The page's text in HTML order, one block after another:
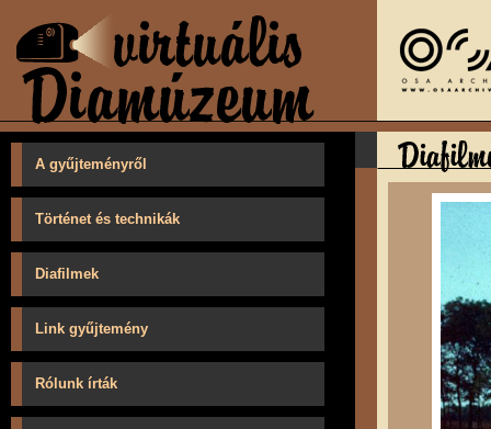
A gyűjteményről
Történet és technikák
Diafilmek
Link gyűjtemény
Rólunk írták